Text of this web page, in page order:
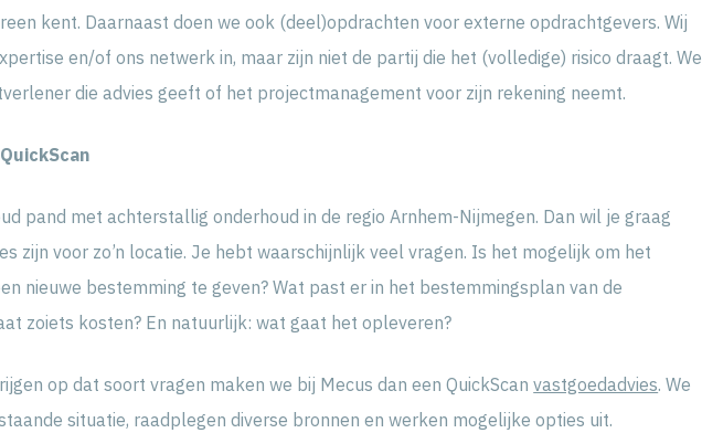
kent. Daarnaast doen we ook (deel)opdrachten voor externe opdrachtgevers. Wij
en/of ons netwerk in, maar zijn niet de partij die het (volledige) risico draagt. We
die advies geeft of het projectmanagement voor zijn rekening neemt.
pand met achterstallig onderhoud in de regio Arnhem-Nijmegen. Dan wil je graag
zijn voor zo’n locatie. Je hebt waarschijnlijk veel vragen. Is het mogelijk om het
nieuwe bestemming te geven? Wat past er in het bestemmingsplan van de
zoiets kosten? En natuurlijk: wat gaat het opleveren?
op dat soort vragen maken we bij Mecus dan een QuickScanvastgoedadvies. We
situatie, raadplegen diverse bronnen en werken mogelijke opties uit.